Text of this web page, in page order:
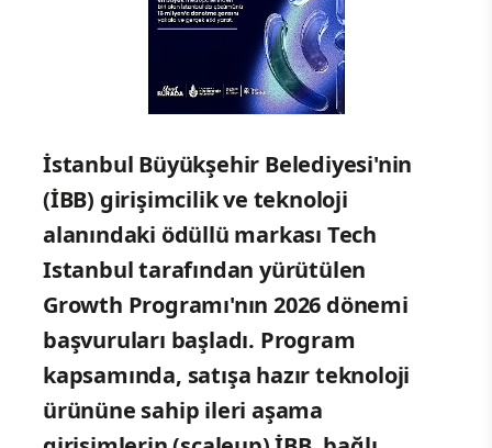
İstanbul Büyükşehir Belediyesi'nin
(İBB) girişimcilik ve teknoloji
alanındaki ödüllü markası Tech
Istanbul tarafından yürütülen
Growth Programı'nın 2026 dönemi
başvuruları başladı. Program
kapsamında, satışa hazır teknoloji
ürününe sahip ileri aşama